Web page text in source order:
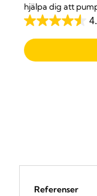
hjälpa dig att
för att kunna ge
4.6
av
5
Referenser